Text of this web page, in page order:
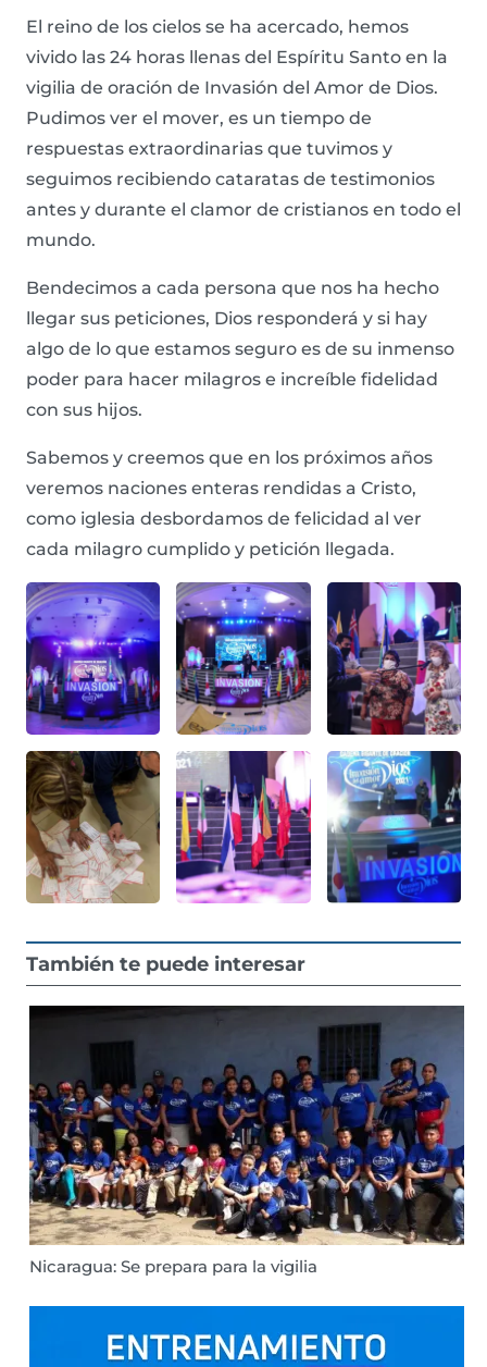
El reino de los cielos se ha acercado, hemos
vivido las 24 horas llenas del Espíritu Santo en la
vigilia de oración de Invasión del Amor de Dios.
Pudimos ver el mover, es un tiempo de
respuestas extraordinarias que tuvimos y
seguimos recibiendo cataratas de testimonios
antes y durante el clamor de cristianos en todo el
mundo.
Bendecimos a cada persona que nos ha hecho
llegar sus peticiones, Dios responderá y si hay
algo de lo que estamos seguro es de su inmenso
poder para hacer milagros e increíble fidelidad
con sus hijos.
Sabemos y creemos que en los próximos años
veremos naciones enteras rendidas a Cristo,
como iglesia desbordamos de felicidad al ver
cada milagro cumplido y petición llegada.
También te puede interesar
Nicaragua: Se prepara para la vigilia